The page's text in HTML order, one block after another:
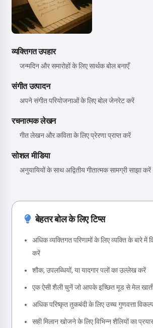
व्यक्तिगत उपहार
जन्मदिन और समारोहों के लिए सार्थक बोल बनाएँ
संगीत उत्पादन
अपने संगीत परियोजनाओं के लिए बोल जेनरेट करें
रचनात्मक लेखन
गीत लेखन और कविता के लिए प्रेरणा प्राप्त करें
सोशल मीडिया
अनुयायियों के साथ अद्वितीय गीतात्मक सामग्री साझा करें
बेहतर बोल के लिए टिप्स
अधिक व्यक्तिगत परिणामों के लिए व्यक्ति के बारे में
करें
शौक, उपलब्धियों, या यादगार पलों का उल्लेख करें
एक ऐसी शैली चुनें जो आपके इच्छित मूड से मेल
अधिक परिष्कृत तुकबंदी के लिए उच्च गुणवत्ता
सही मिलान खोजने के लिए विभिन्न शैलियों का